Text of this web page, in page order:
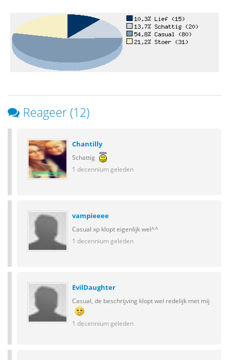
Reageer (12)
Chantilly
Schattig
1 decennium geleden
vampieeee
Casual xp klopt eigenlijk wel^^
1 decennium geleden
EvilDaughter
Casual, de beschrijving klopt wel redelijk met mij
1 decennium geleden